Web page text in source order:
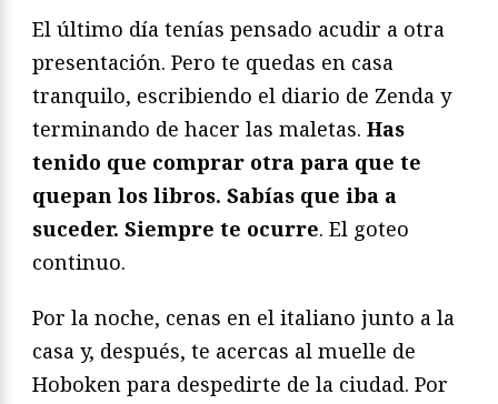
El último día tenías pensado acudir a otra
presentación. Pero te quedas en casa
tranquilo, escribiendo el diario de Zenda y
terminando de hacer las maletas. Has
tenido que comprar otra para que te
quepan los libros. Sabías que iba a
suceder. Siempre te ocurre. El goteo
continuo.
Por la noche, cenas en el italiano junto a la
casa y, después, te acercas al muelle de
Hoboken para despedirte de la ciudad. Por